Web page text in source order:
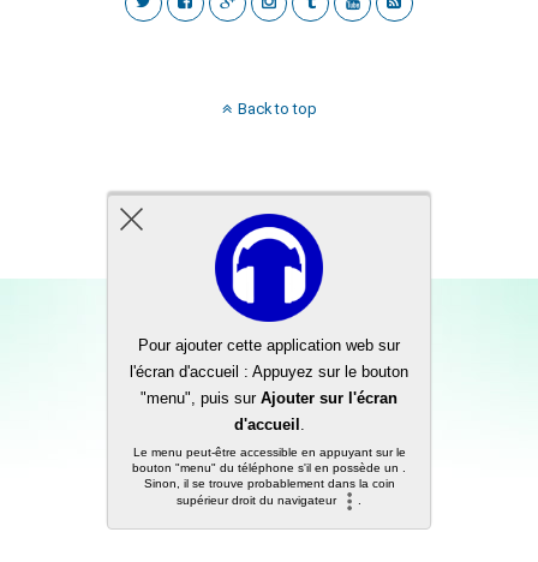
Back to top